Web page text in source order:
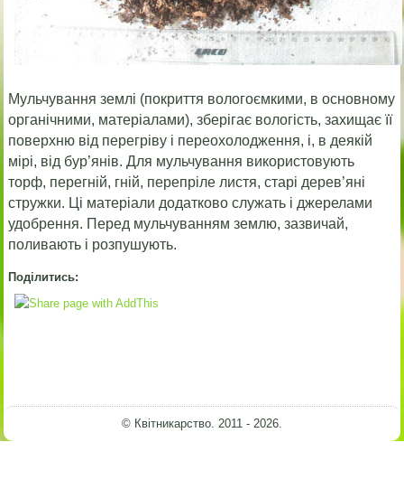
Мульчування землі (покриття вологоємкими, в основному
органічними, матеріалами), зберігає вологість, захищає її
поверхню від перегріву і переохолодження, і, в деякій
мірі, від бур’янів. Для мульчування використовують
торф, перегній, гній, перепріле листя, старі дерев’яні
стружки. Ці матеріали додатково служать і джерелами
удобрення. Перед мульчуванням землю, зазвичай,
поливають і розпушують.
Поділитись:
© Квітникарство. 2011 - 2026.